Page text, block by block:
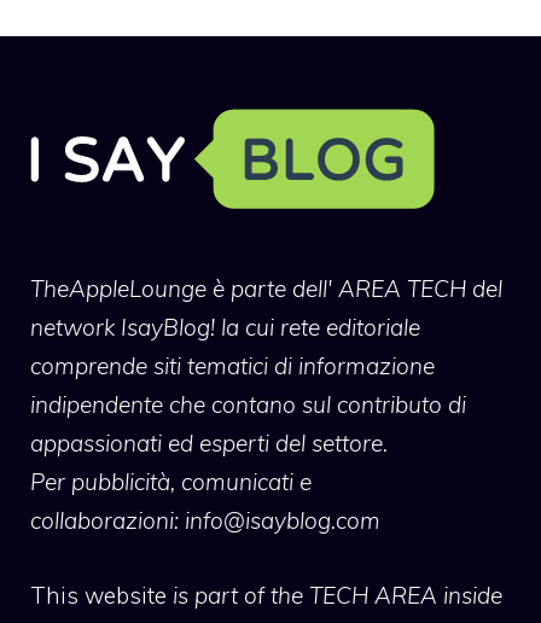
TheAppleLounge è parte dell' AREA TECH del
network IsayBlog! la cui rete editoriale
comprende siti tematici di informazione
indipendente che contano sul contributo di
appassionati ed esperti del settore.
Per pubblicità, comunicati e
collaborazioni: info@isayblog.com
This website is part of the TECH AREA inside